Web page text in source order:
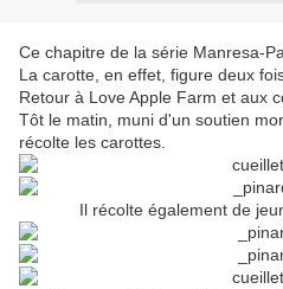
Ce chapitre de la série Manresa-
La carotte, en effet, figure deux
Retour à Love Apple Farm et aux
Tôt le matin, muni d'un soutien
récolte les carottes.
Il récolte également de